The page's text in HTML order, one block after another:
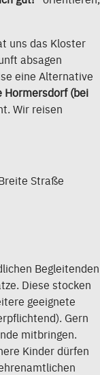
uns das Kloster
absagen
eine Alternative
Hormersdorf (bei
Wir reisen
Straße
Begleitenden
Diese stocken
geeignete
Gern
mitbringen.
Kinder dürfen